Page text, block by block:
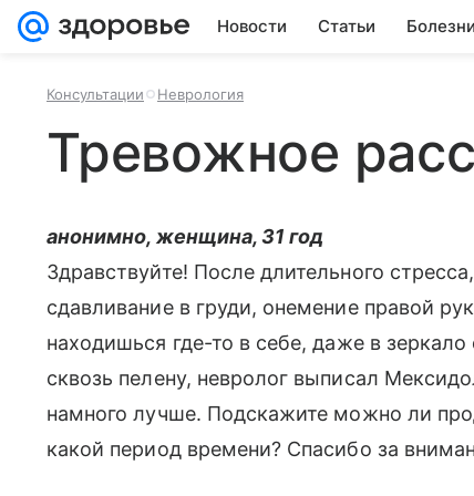
Новости Статьи Болезни
Консультации Неврология
Тревожное
анонимно, женщина, 31 год
Здравствуйте! После длительного
сдавливание в груди, онемение правой
находишься где-то в себе, даже в
сквозь пелену, невролог выписал
намного лучше. Подскажите можно ли
какой период времени? Спасибо за